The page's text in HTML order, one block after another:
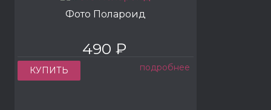
Фото Полароид
490 ₽
КУПИТЬ подробнее